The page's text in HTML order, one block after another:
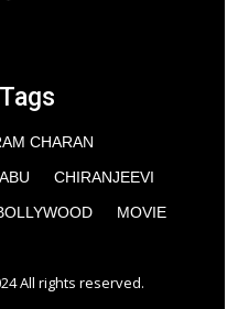
CHARAN
CHIRANJEEVI
MOVIE
All rights reserved.